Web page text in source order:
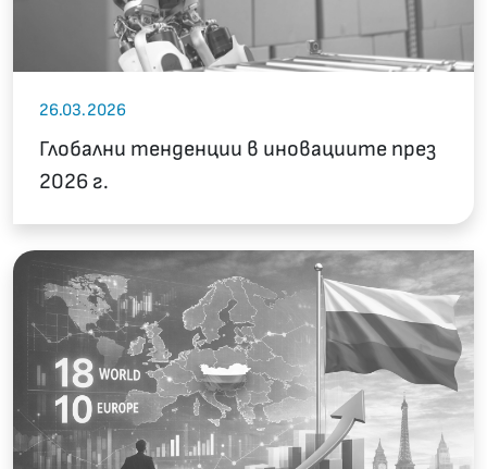
26.03.2026
Глобални тенденции в иновациите през
2026 г.